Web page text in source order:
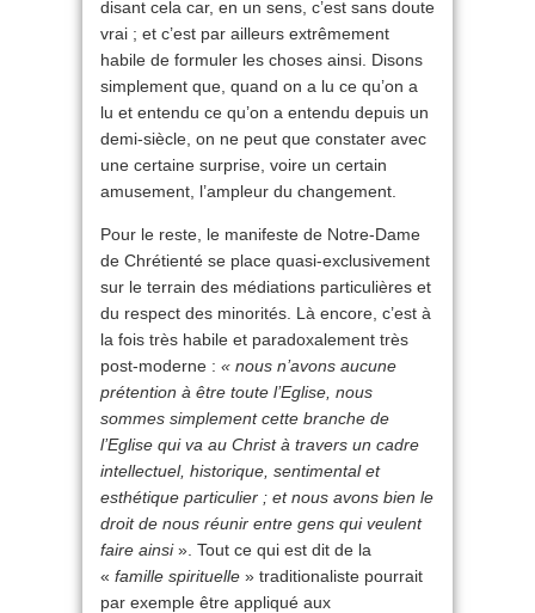
disant cela car, en un sens, c’est sans doute
vrai ; et c’est par ailleurs extrêmement
habile de formuler les choses ainsi. Disons
simplement que, quand on a lu ce qu’on a
lu et entendu ce qu’on a entendu depuis un
demi-siècle, on ne peut que constater avec
une certaine surprise, voire un certain
amusement, l’ampleur du changement.
Pour le reste, le manifeste de Notre-Dame
de Chrétienté se place quasi-exclusivement
sur le terrain des médiations particulières et
du respect des minorités. Là encore, c’est à
la fois très habile et paradoxalement très
post-moderne : « nous n’avons aucune
prétention à être toute l’Eglise, nous
sommes simplement cette branche de
l’Eglise qui va au Christ à travers un cadre
intellectuel, historique, sentimental et
esthétique particulier ; et nous avons bien le
droit de nous réunir entre gens qui veulent
faire ainsi». Tout ce qui est dit de la
« famille spirituelle » traditionaliste pourrait
par exemple être appliqué aux